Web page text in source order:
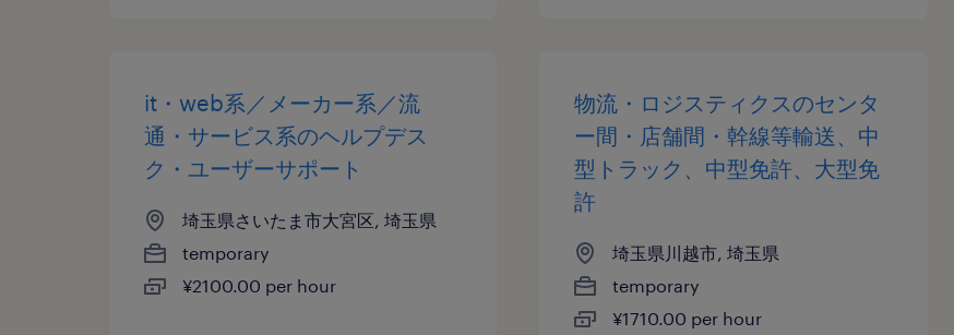
it・web系／メーカー系／流
通・サービス系のヘルプデス
ク・ユーザーサポート
埼玉県さいたま市大宮区, 埼玉県
temporary
¥2100.00 per hour
物流・ロジスティクスのセンタ
ー間・店舗間・幹線等輸送、中
型トラック、中型免許、大型免
許
埼玉県川越市, 埼玉県
temporary
¥1710.00 per hour